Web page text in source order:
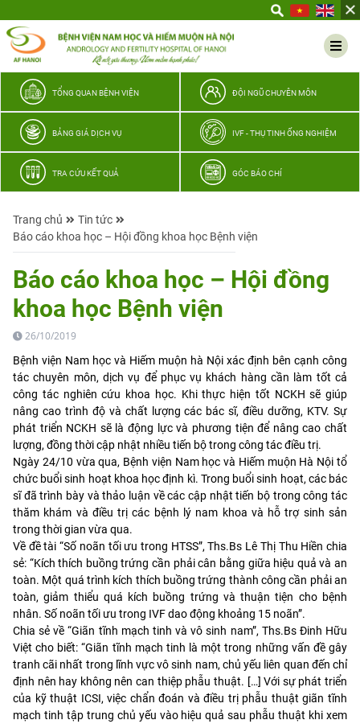
thương
TỔNG QUAN BỆNH VIỆN ĐỘI NGŨ CHUYÊN MÔN
BẢNG GIÁ DỊCH VỤ IVF - THỤ TINH ỐNG NGHIỆM
TRA CỨU KẾT QUẢ GÓC BÁO CHÍ
Trang chủ
Tin tức
Báo cáo khoa học – Hội đồng khoa học Bệnh viện
Báo cáo khoa học – Hội đồng
khoa học Bệnh viện
26/10/2019
Bệnh viện Nam học và Hiếm muộn hà Nội xác định bên cạnh công
tác chuyên môn, dịch vụ để phục vụ khách hàng cần làm tốt cả
công tác nghiên cứu khoa học. Khi thực hiện tốt NCKH sẽ giúp
nâng cao trình độ và chất lượng các bác sĩ, điều dưỡng, KTV. Sự
phát triển NCKH sẽ là động lực và phương tiện để nâng cao chất
lượng, đồng thời cập nhật nhiều tiến bộ trong công tác điều trị.
Ngày 24/10 vừa qua, Bệnh viện Nam học và Hiếm muộn Hà Nội tổ
chức buổi sinh hoạt khoa học định kì. Trong buổi sinh hoạt, các bác
sĩ đã trình bày và thảo luận về các cập nhật tiến bộ trong công tác
thăm khám và điều trị các bệnh lý nam khoa và hỗ trợ sinh sản
trong thời gian vừa qua.
Về đề tài “Số noãn tối ưu trong HTSS”, Ths.Bs Lê Thị Thu Hiền chia
sẻ: “Kích thích buồng trứng cần phải cân bằng giữa hiệu quả và an
toàn. Một quá trình kích thích buồng trứng thành công cần phải an
toàn, giảm thiểu quá kích buồng trứng và thuận tiện cho bệnh
nhân. Số noãn tối ưu trong IVF dao động khoảng 15 noãn”.
Chia sẻ về “Giãn tĩnh mạch tinh và vô sinh nam”, Ths.Bs Đinh Hữu
Việt cho biết: “Giãn tĩnh mạch tinh là một trong những vấn đề gây
tranh cãi nhất trong lĩnh vực vô sinh nam, chủ yếu liên quan đến chỉ
định nên hay không nên can thiệp phẫu thuật. […] Với sự phát triển
của kỹ thuật ICSI, việc chẩn đoán và điều trị phẫu thuật giãn tĩnh
mạch tinh tập trung chủ yếu vào hiệu quả sau phẫu thuật khi xem